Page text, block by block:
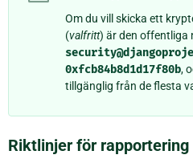
Om du vill skicka ett
(valfritt) är den offentliga
0xfcb84b8d1d17f80b,
tillgänglig från de flesta
Riktlinjer för rapportering